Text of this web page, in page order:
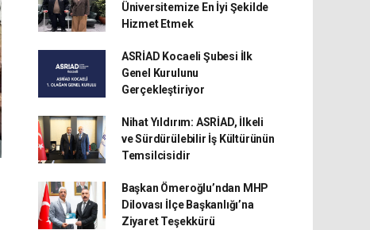
Üniversitemize En İyi Şekilde
Hizmet Etmek
ASRİAD Kocaeli Şubesi İlk
Genel Kurulunu
Gerçekleştiriyor
Nihat Yıldırım: ASRİAD, İlkeli
ve Sürdürülebilir İş Kültürünün
Temsilcisidir
Başkan Ömeroğlu’ndan MHP
Dilovası İlçe Başkanlığı’na
Ziyaret Teşekkürü